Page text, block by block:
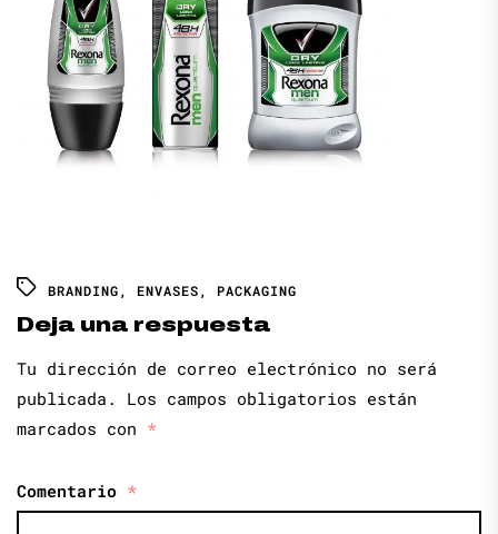
BRANDING, ENVASES, PACKAGING
Deja una respuesta
Tu dirección de correo electrónico no será
publicada.
Los campos obligatorios están
marcados con *
Comentario *